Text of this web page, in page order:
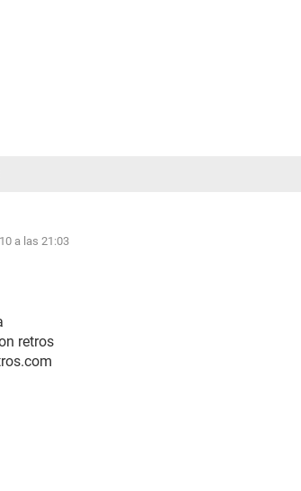
a las 21:03
retros